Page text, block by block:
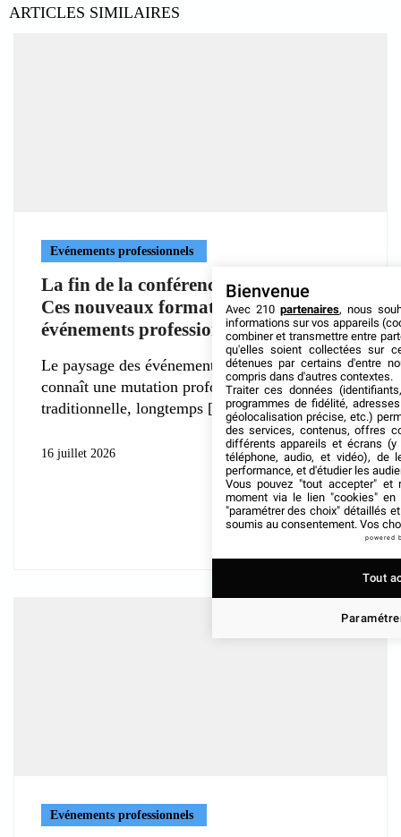
ARTICLES SIMILAIRES
Evénements professionnels
La fin de la conférence traditionnelle ?
Ces nouveaux formats réinventent les
événements professionnels
Le paysage des événements professionnels
connaît une mutation profonde. La conférence
traditionnelle, longtemps
16 juillet 2026
Evénements professionnels
Bienvenue
Avec 210 partenaires, nous
informations sur vos appareils
combiner et transmettre entre
qu'elles soient collectées sur
détenues par certains d'entre
compris dans d'autres contextes.
Traiter ces données
programmes de fidélité,
géolocalisation précise, etc.)
des services, contenus, offres
différents appareils et écrans (y
téléphone, audio, et vidéo), de
performance, et d'étudier les
Vous pouvez "tout accepter" et
moment via le lien "cookies" en
"paramétrer des choix" détaillés
soumis au consentement. Vos
powered
Tout